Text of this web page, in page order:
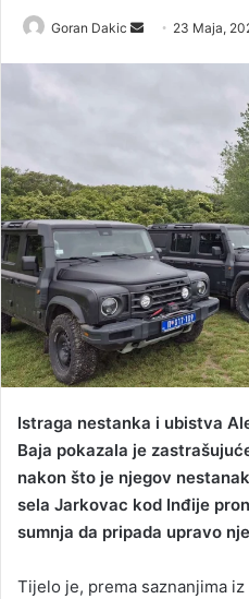
Goran Dakic
e
m
a
i
l
23 Maja,
Istraga nestanka i ubistva
Baja pokazala je
nakon što je njegov
sela Jarkovac kod Inđije
sumnja da pripada upravo
Tijelo je, prema saznanjima